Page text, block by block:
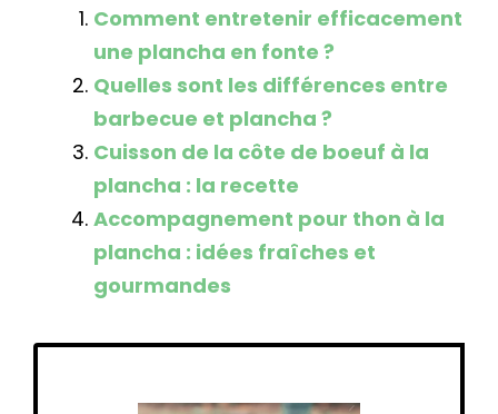
Comment entretenir efficacement
une plancha en fonte ?
Quelles sont les différences entre
barbecue et plancha ?
Cuisson de la côte de boeuf à la
plancha : la recette
Accompagnement pour thon à la
plancha : idées fraîches et
gourmandes